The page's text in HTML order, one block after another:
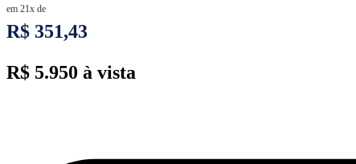
em 21x de
R$ 351,43
R$ 5.950 à vista